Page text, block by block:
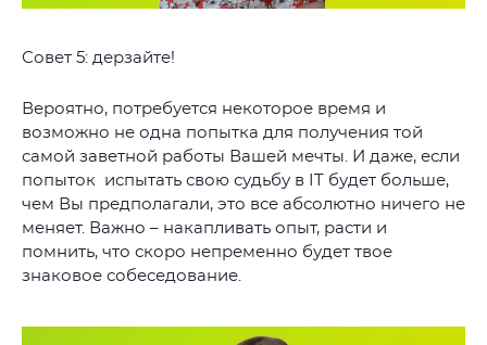
Совет 5: дерзайте!
Вероятно, потребуется некоторое время и
возможно не одна попытка для получения той
самой заветной работы Вашей мечты. И даже, если
попыток испытать свою судьбу в IT будет больше,
чем Вы предполагали, это все абсолютно ничего не
меняет. Важно – накапливать опыт, расти и
помнить, что скоро непременно будет твое
знаковое собеседование.